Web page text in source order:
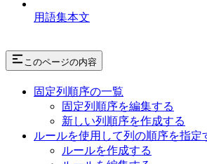
用語集本文
このページの内容
固定列順序の一覧
固定列順序を編集する
新しい列順序を作成する
ルールを使用して列の順序を指定
ルールを作成する